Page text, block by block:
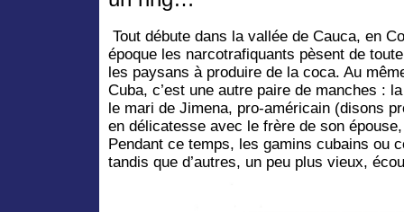
Tout débute dans la vallée de Cauca, en
époque les narcotrafiquants pèsent de
les paysans à produire de la coca. Au
Cuba, c’est une autre paire de manches :
le mari de Jimena, pro-américain (disons
en délicatesse avec le frère de son
Pendant ce temps, les gamins cubains ou
tandis que d’autres, un peu plus vieux,